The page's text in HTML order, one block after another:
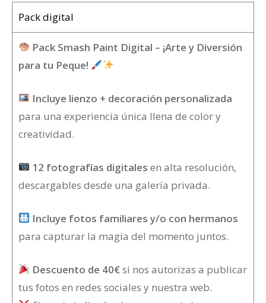
Pack digital
Pack Smash Paint Digital – ¡Arte y Diversión
para tu Peque!
Incluye lienzo + decoración personalizada
para una experiencia única llena de color y
creatividad.
12 fotografías digitales en alta resolución,
descargables desde una galería privada.
Incluye fotos familiares y/o con hermanos
para capturar la magia del momento juntos.
Descuento de 40€si nos autorizas a publicar
tus fotos en redes sociales y nuestra web.